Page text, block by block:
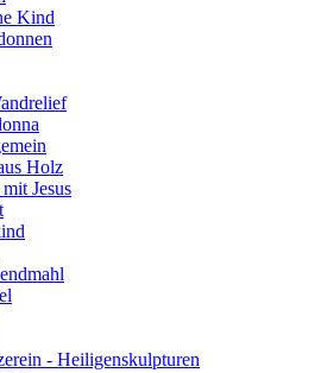
Kind
Holz
Jesus
- Heiligenskulpturen